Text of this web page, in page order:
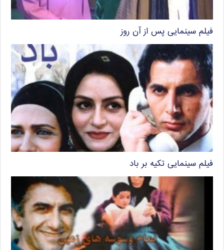
فیلم سینمایی پس از آن روز
فیلم سینمایی تکیه بر باد